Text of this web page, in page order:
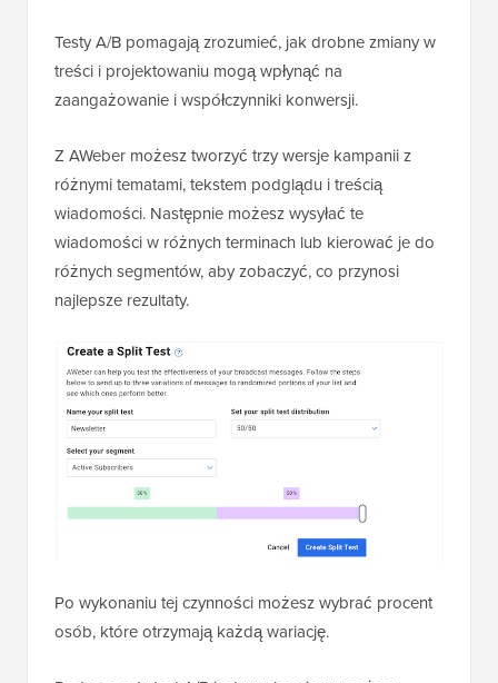
Testy A/B pomagają zrozumieć, jak drobne zmiany w
treści i projektowaniu mogą wpłynąć na
zaangażowanie i współczynniki konwersji.
Z AWeber możesz tworzyć trzy wersje kampanii z
różnymi tematami, tekstem podglądu i treścią
wiadomości. Następnie możesz wysyłać te
wiadomości w różnych terminach lub kierować je do
różnych segmentów, aby zobaczyć, co przynosi
najlepsze rezultaty.
Po wykonaniu tej czynności możesz wybrać procent
osób, które otrzymają każdą wariację.